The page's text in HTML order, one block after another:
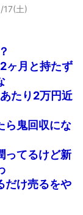
土)
ヶ月と持たず
たり2万円近
ら鬼回収にな
ってるけど新
だけ売るをや